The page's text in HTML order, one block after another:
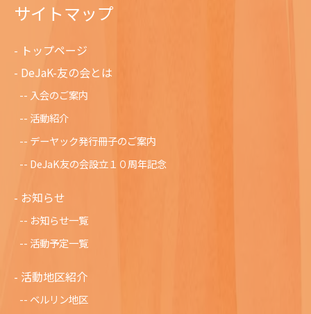
サイトマップ
トップページ
DeJaK-友の会とは
入会のご案内
活動紹介
デーヤック発行冊子のご案内
DeJaK友の会設立１０周年記念
お知らせ
お知らせ一覧
活動予定一覧
活動地区紹介
ベルリン地区